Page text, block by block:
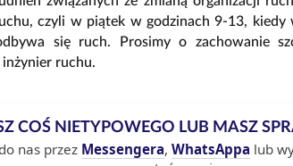
czyli w piątek w godzinach 9-13, kiedy
się ruch. Prosimy o zachowanie
inżynier ruchu.
COŚ NIETYPOWEGO LUB MASZ
nas przez Messengera, WhatsAppa lub